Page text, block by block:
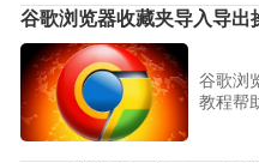
谷歌浏览器收藏夹导入导
谷歌浏
教程帮